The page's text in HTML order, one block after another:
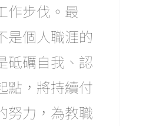
作步伐。最
是個人職涯的
砥礪自我、認
點，將持續付
努力，為教職